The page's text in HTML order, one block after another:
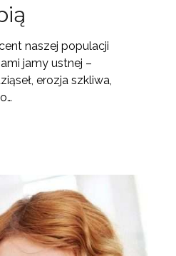
naszej populacji
jamy ustnej –
erozja szkliwa,